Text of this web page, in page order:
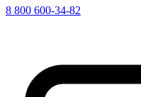
8 800 600-34-82